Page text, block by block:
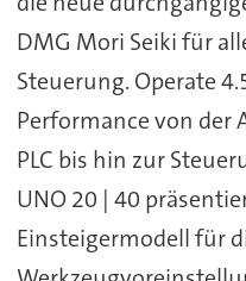
DMG Mori Seiki für
Steuerung. Operate
Performance von der
PLC bis hin zur
UNO 20 | 40
Einsteigermodell für